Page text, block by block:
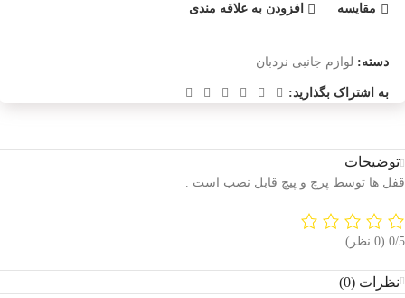
مقایسه افزودن به علاقه مندی
دسته: لوازم جانبی نردبان
به اشتراک بگذارید:
توضیحات
قفل ها توسط پرچ و پیچ قابل نصب است .
‫0/5 ‫(0 نظر)
نظرات (0)